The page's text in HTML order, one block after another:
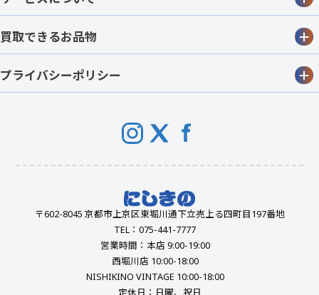
買取できるお品物
プライバシーポリシー
〒602-8045 京都市上京区東堀川通下立売上る四町目197番地
TEL：075-441-7777
営業時間：本店 9:00-19:00
西堀川店 10:00-18:00
NISHIKINO VINTAGE 10:00-18:00
定休日：日曜、祝日